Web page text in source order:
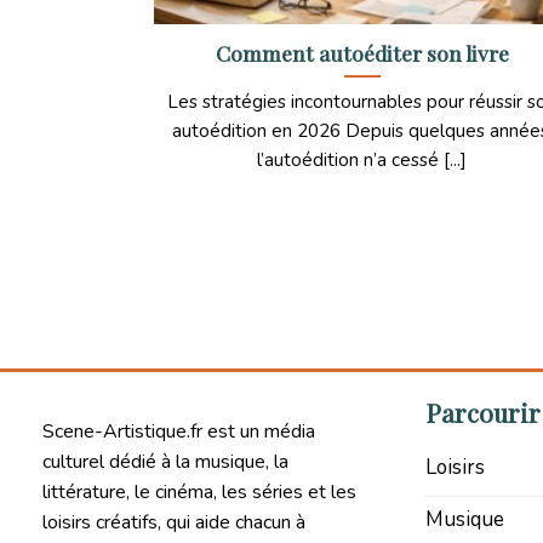
Comment autoéditer son livre
Les stratégies incontournables pour réussir
autoédition en 2026 Depuis quelques
l’autoédition n’a cessé [...]
Scene-Artistique.fr est un média
culturel dédié à la musique, la
littérature, le cinéma, les séries et les
loisirs créatifs, qui aide chacun à
Loisirs
Musique